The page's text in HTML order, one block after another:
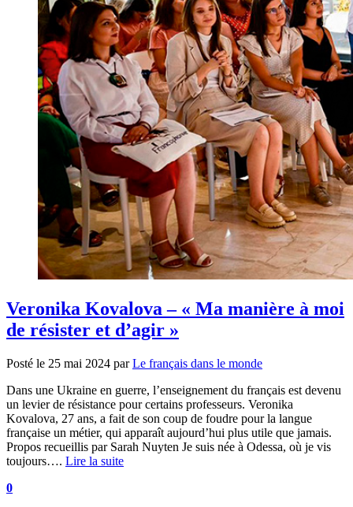
Veronika Kovalova – « Ma manière à moi
de résister et d’agir »
Posté le 25 mai 2024 par Le français dans le monde
Dans une Ukraine en guerre, l’enseignement du français est devenu
un levier de résistance pour certains professeurs. Veronika
Kovalova, 27 ans, a fait de son coup de foudre pour la langue
française un métier, qui apparaît aujourd’hui plus utile que jamais.
Propos recueillis par Sarah Nuyten Je suis née à Odessa, où je vis
toujours…. Lire la suite
0